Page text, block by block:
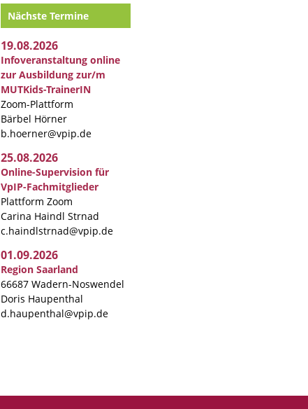
Nächste Termine
19.08.2026
Infoveranstaltung online
zur Ausbildung zur/m
MUTKids-TrainerIN
Zoom-Plattform
Bärbel Hörner
b.hoerner@vpip.de
25.08.2026
Online-Supervision für
VpIP-Fachmitglieder
Plattform Zoom
Carina Haindl Strnad
c.haindlstrnad@vpip.de
01.09.2026
Region Saarland
66687 Wadern-Noswendel
Doris Haupenthal
d.haupenthal@vpip.de